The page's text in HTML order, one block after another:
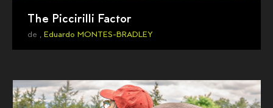
The Piccirilli Factor
de , Eduardo MONTES-BRADLEY